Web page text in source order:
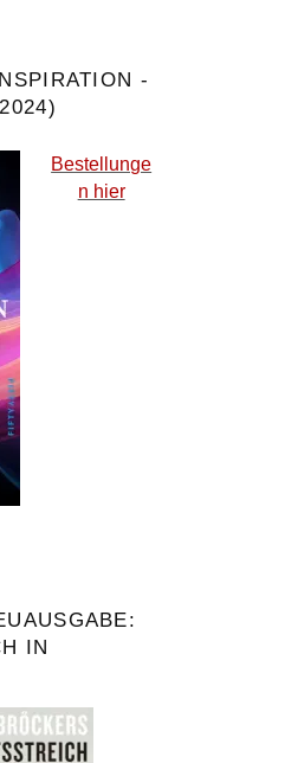
-
Bestellunge
n hier
IN